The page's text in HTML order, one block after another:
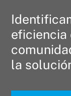
eficiencia
la